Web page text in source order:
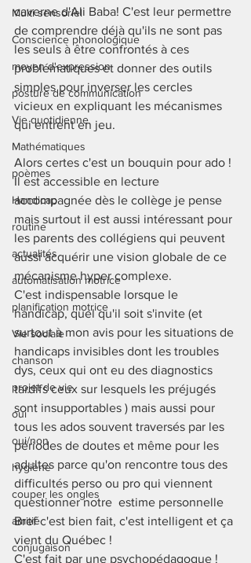
Multi sensoriel
Conscience phonologique
moyen d'expression
posture de communication
Vie quotidienne
Mathématiques
poèmes
Handicap
routine
actualités
automatisation motrice
planification motrice
Vie sociale
chanson
projet de vie
oui
oui/non
hygiène
couper les ongles
amitié
conjugaison
caverne d'Ali Baba! C'est leur permettre
de comprendre déjà qu'ils ne sont pas
les seuls à être confrontés à ces
problématiques et donner des outils
simples pour inverser les cercles
vicieux en expliquant les mécanismes
qui entrent en jeu.
Alors certes c'est un bouquin pour ado !
Il est accessible en lecture
accompagnée dès le collège je pense
mais surtout il est aussi intéressant pour
les parents des collégiens qui peuvent
aussi acquérir une vision globale de ce
mécanisme hyper complexe.
C'est indispensable lorsque le
handicap, quel qu'il soit s'invite (et
surtout à mon avis pour les situations de
handicaps invisibles dont les troubles
dys, ceux qui ont eu des diagnostics
tardifs ceux sur lesquels les préjugés
sont insupportables ) mais aussi pour
tous les ados souvent traversés par les
périodes de doutes et même pour les
adultes parce qu'on rencontre tous des
difficultés perso ou pro qui viennent
questionner notre  estime personnelle
Bref c'est bien fait, c'est intelligent et ça
vient du Québec !
C'est fait par une psychopédagogue !